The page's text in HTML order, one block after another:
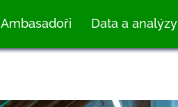
Ambasadoři Data a analýzy